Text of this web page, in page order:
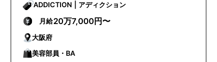
ADDICTION | アディクション
月給20万7,000円〜
大阪府
美容部員・BA